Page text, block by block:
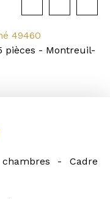
49460
pièces - Montreuil-
- Cadre